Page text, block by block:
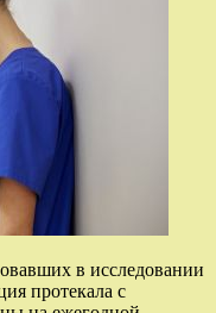
в исследовании
протекала с